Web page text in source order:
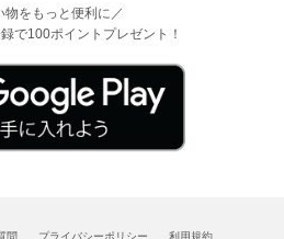
物をもっと便利に／
で100ポイントプレゼント！
問 プライバシーポリシー 利用規約